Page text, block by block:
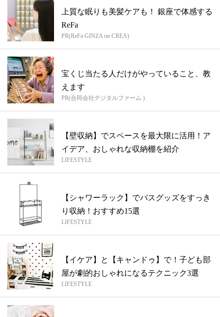
上質な眠りも美髪ケアも！ 銀座で体感する
ReFa
PR(ReFa GINZA on CREA)
宝くじ当たる人だけがやっていること、教
えます
PR(合同会社デジタルファーム )
【壁収納】でスペースを最大限に活用！ア
イデア、おしゃれな収納棚を紹介
LIFESTYLE
【シャワーラック】でバスグッズをすっき
り収納！おすすめ15選
LIFESTYLE
【イケア】と【キャンドゥ】で！子ども部
屋が劇的おしゃれになるテクニック3選
LIFESTYLE